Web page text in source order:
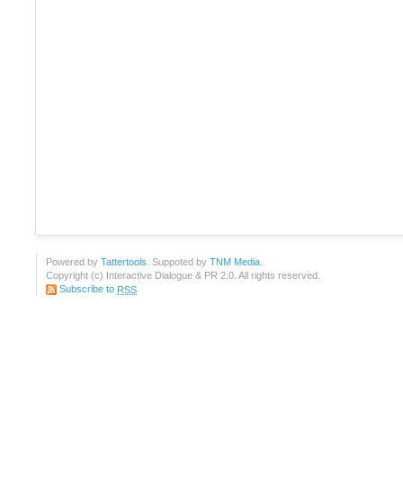
Powered by Tattertools . Suppoted by TNM Media
Copyright (c) Interactive Dialogue & PR 2.0. All rights reserved.
Subscribe to RSS